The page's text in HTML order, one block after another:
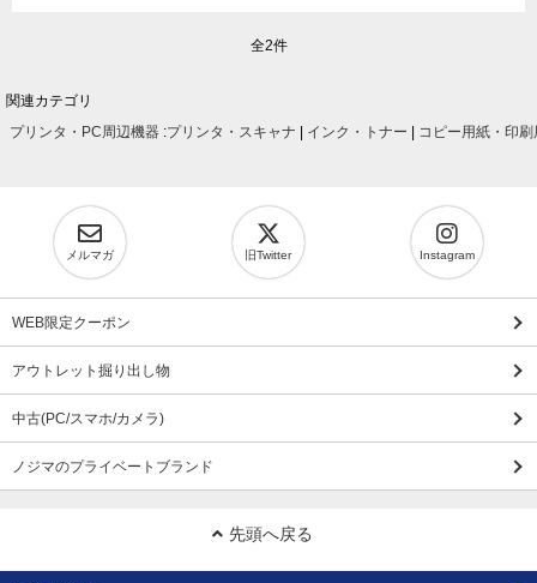
全2件
関連カテゴリ
プリンタ・PC周辺機器 :プリンタ・スキャナ | インク・トナー | コピー用紙・印刷
メルマガ 旧Twitter Instagram
WEB限定クーポン
アウトレット掘り出し物
中古(PC/スマホ/カメラ)
ノジマのプライベートブランド
先頭へ戻る